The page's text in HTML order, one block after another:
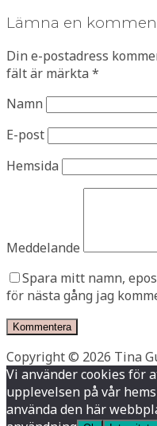
Lämna en
Din e-postadress
fält är märkta *
Namn
E-post
Hemsida
Meddelande
Spara mitt namn,
för nästa gång jag
Copyright © 2026 Tina
Vi använder cookies för
upplevelsen på vår
använda den här